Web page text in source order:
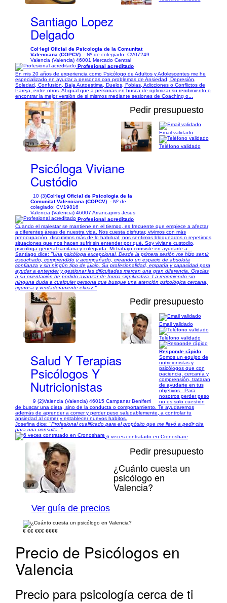
Santiago Lopez
Delgado
Col·legi Oficial de Psicologia de la Comunitat
Valenciana (COPCV) - Nº de colegiado: CV07249
Valencia (Valencia) 46001 Mercado Central
Profesional acreditado
En mis 20 años de experiencia como Psicólogo de Adultos y Adolescentes me he
especializado en ayudar a personas con problemas de Ansiedad, Depresión,
Soledad, Confusión, Baja Autoestima, Duelos, Fobias, Adicciones o Conflictos de
Pareja, entre otros. Al igual que a personas en busca de optimizar su rendimiento o
encontrar la mejor versión de si mismos mediante sesiones de Coaching o...
1/6
Pedir presupuesto
Psicóloga Viviane
Custódio
10 (3)Col·legi Oficial de Psicologia de la
Comunitat Valenciana (COPCV) - Nº de
colegiado: CV19816
Valencia (Valencia) 46007 Arrancapins Jesus
Email validado
Teléfono validado
Profesional acreditado
Cuando el malestar se mantiene en el tiempo, es frecuente que empiece a afectar
a diferentes áreas de nuestra vida. Nos cuesta disfrutar, vivimos con más
preocupación, discutimos más de lo habitual, nos sentimos bloqueados o repetimos
situaciones que nos hacen sufrir sin entender por qué. Soy viviane custodio,
psicóloga general sanitaria y colegiada. Mi trabajo consiste en ayudarte a...
Santiago dice: "Una psicóloga excepcional. Desde la primera sesión me hizo sentir
escuchado, comprendido y acompañado, creando un espacio de absoluta
confianza y sin ningún tipo de juicio. Su profesionalidad, empatía y capacidad para
ayudar a entender y gestionar las dificultades marcan una gran diferencia. Gracias
a su orientación he podido avanzar de forma significativa. La recomiendo sin
ninguna duda a cualquier persona que busque una atención psicológica cercana,
rigurosa y verdaderamente eficaz."
1/8
Pedir presupuesto
Salud Y Terapias
Psicólogos Y
Nutricionistas
9 (2)Valencia (Valencia) 46015 Campanar Beniferri
Email validado
Teléfono validado
Responde rápido
Somos un equipo de
nutricionistas y
psicólogos que con
paciencia, cercanía y
comprensión, trataran
de ayudarte en tus
objetivos . Para
nosotros perder peso
no es solo cuestión
de buscar una dieta, sino de la conducta o comportamiento. Te ayudaremos
además de aprender a comer y perder peso saludablemente, a controlar tu
ansiedad al comer y establecer nuevos habitos.
Josefina dice: "Profesional cualificado para el propósito que me llevó a pedir cita
para una consulta.."
6 veces contratado en Cronoshare
1/9
Pedir presupuesto
¿Cuánto cuesta un
psicólogo en
Valencia?
Ver guía de precios
€ €€ €€€ €€€€
Precio de Psicólogos en
Valencia
Precio para psicología cerca de ti